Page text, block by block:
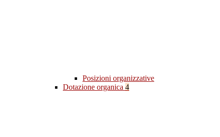
Posizioni organizzative
Dotazione organica 4